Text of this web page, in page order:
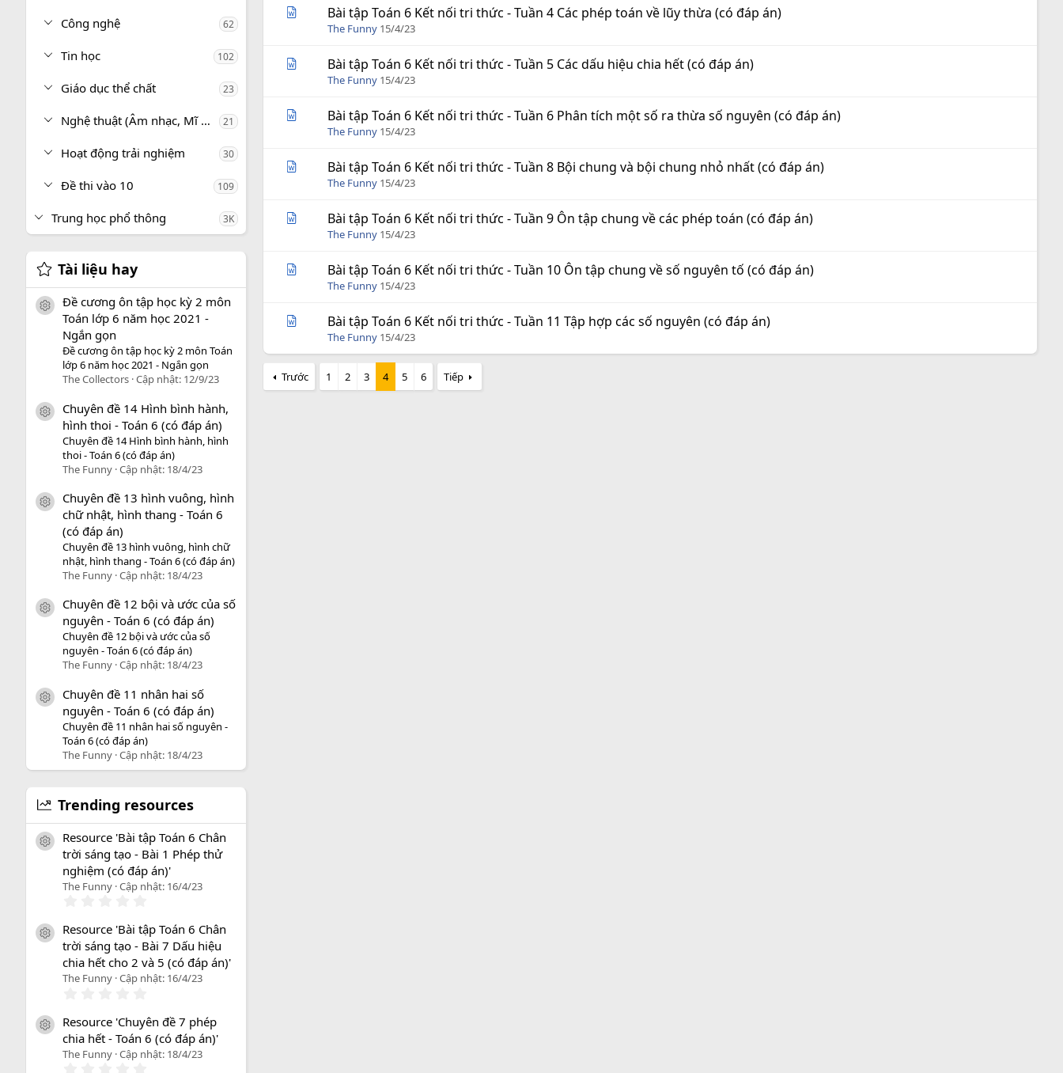
Công nghệ 62
Tin học 102
Giáo dục thể chất 23
Nghệ thuật (Âm nhạc, Mĩ thuật) 21
Hoạt động trải nghiệm 30
Đề thi vào 10 109
Trung học phổ thông 3K
Tài liệu hay
icon tài liệu
Đề cương ôn tập học kỳ 2 môn
Toán lớp 6 năm học 2021 -
Ngắn gọn
Đề cương ôn tập học kỳ 2 môn Toán
lớp 6 năm học 2021 - Ngắn gọn
The Collectors Cập nhật: 12/9/23
icon tài liệu
Chuyên đề 14 Hình bình hành,
hình thoi - Toán 6 (có đáp án)
Chuyên đề 14 Hình bình hành, hình
thoi - Toán 6 (có đáp án)
The Funny Cập nhật: 18/4/23
icon tài liệu
Chuyên đề 13 hình vuông, hình
chữ nhật, hình thang - Toán 6
(có đáp án)
Chuyên đề 13 hình vuông, hình chữ
nhật, hình thang - Toán 6 (có đáp án)
The Funny Cập nhật: 18/4/23
icon tài liệu
Chuyên đề 12 bội và ước của số
nguyên - Toán 6 (có đáp án)
Chuyên đề 12 bội và ước của số
nguyên - Toán 6 (có đáp án)
The Funny Cập nhật: 18/4/23
icon tài liệu
Chuyên đề 11 nhân hai số
nguyên - Toán 6 (có đáp án)
Chuyên đề 11 nhân hai số nguyên -
Toán 6 (có đáp án)
The Funny Cập nhật: 18/4/23
Trending resources
icon tài liệu
Resource 'Bài tập Toán 6 Chân
trời sáng tạo - Bài 1 Phép thử
nghiệm (có đáp án)'
The Funny Cập nhật: 16/4/23
0
0
s
a
o
icon tài liệu
Resource 'Bài tập Toán 6 Chân
trời sáng tạo - Bài 7 Dấu hiệu
chia hết cho 2 và 5 (có đáp án)'
The Funny Cập nhật: 16/4/23
0
0
s
a
o
icon tài liệu
Resource 'Chuyên đề 7 phép
chia hết - Toán 6 (có đáp án)'
The Funny Cập nhật: 18/4/23
Bài tập Toán 6 Kết nối tri thức - Tuần 4 Các phép toán về lũy thừa (có đáp án)
The Funny 15/4/23
Bài tập Toán 6 Kết nối tri thức - Tuần 5 Các dấu hiệu chia hết (có đáp án)
The Funny 15/4/23
Bài tập Toán 6 Kết nối tri thức - Tuần 6 Phân tích một số ra thừa số nguyên (có đáp án)
The Funny 15/4/23
Bài tập Toán 6 Kết nối tri thức - Tuần 8 Bội chung và bội chung nhỏ nhất (có đáp án)
The Funny 15/4/23
Bài tập Toán 6 Kết nối tri thức - Tuần 9 Ôn tập chung về các phép toán (có đáp án)
The Funny 15/4/23
Bài tập Toán 6 Kết nối tri thức - Tuần 10 Ôn tập chung về số nguyên tố (có đáp án)
The Funny 15/4/23
Bài tập Toán 6 Kết nối tri thức - Tuần 11 Tập hợp các số nguyên (có đáp án)
The Funny 15/4/23
Trước 1 2 3 4 5 6 Tiếp